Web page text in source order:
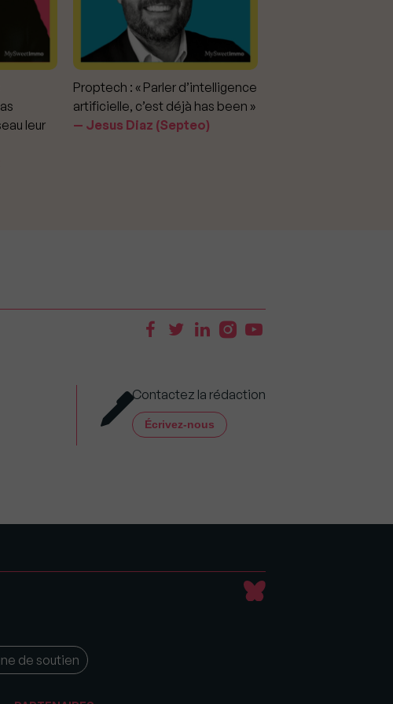
leur
Proptech : « Parler d’intelligence
artificielle, c’est déjà has been »
Jesus Diaz (Septeo)
Contactez la rédaction
Écrivez-nous
de soutien